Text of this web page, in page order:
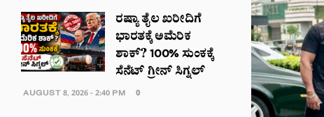
ರಷ್ಯಾ ತೈಲ ಖರೀದಿಗೆ
ಭಾರತಕ್ಕೆ ಅಮೆರಿಕ
ಶಾಕ್? 100% ಸುಂಕಕ್ಕೆ
ಸೆನೆಟ್ ಗ್ರೀನ್ ಸಿಗ್ನಲ್
AUGUST 8, 2026 - 2:40 PM 0